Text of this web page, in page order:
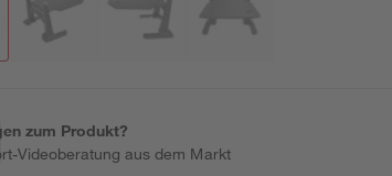
zum Produkt?
Videoberatung aus dem Markt